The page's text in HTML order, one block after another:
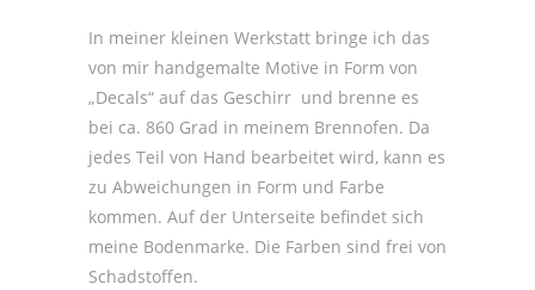
In meiner kleinen Werkstatt bringe ich das
von mir handgemalte Motive in Form von
„Decals“ auf das Geschirr und brenne es
bei ca. 860 Grad in meinem Brennofen. Da
jedes Teil von Hand bearbeitet wird, kann es
zu Abweichungen in Form und Farbe
kommen. Auf der Unterseite befindet sich
meine Bodenmarke. Die Farben sind frei von
Schadstoffen.